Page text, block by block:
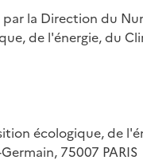
la Direction du
de l'énergie, du
écologique, de
75007 PARIS